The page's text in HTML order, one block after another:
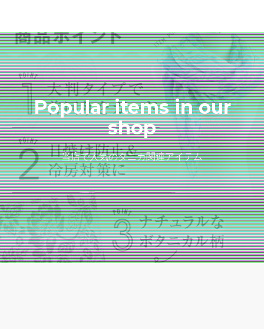
Popular items in our
shop
当店で人気のタニカ関連アイテム